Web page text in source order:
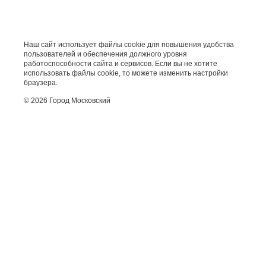
Наш сайт использует файлы cookie для повышения удобства
пользователей и обеспечения должного уровня
работоспособности сайта и сервисов. Если вы не хотите
использовать файлы cookie, то можете изменить настройки
браузера.
© 2026 Город Московский